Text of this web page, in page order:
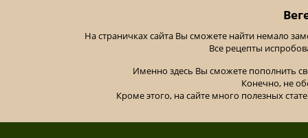
На страничках сайта Вы сможете найти немало
Все рецепты
Именно здесь Вы сможете пополнить
Конечно, не
Кроме этого, на сайте много полезных